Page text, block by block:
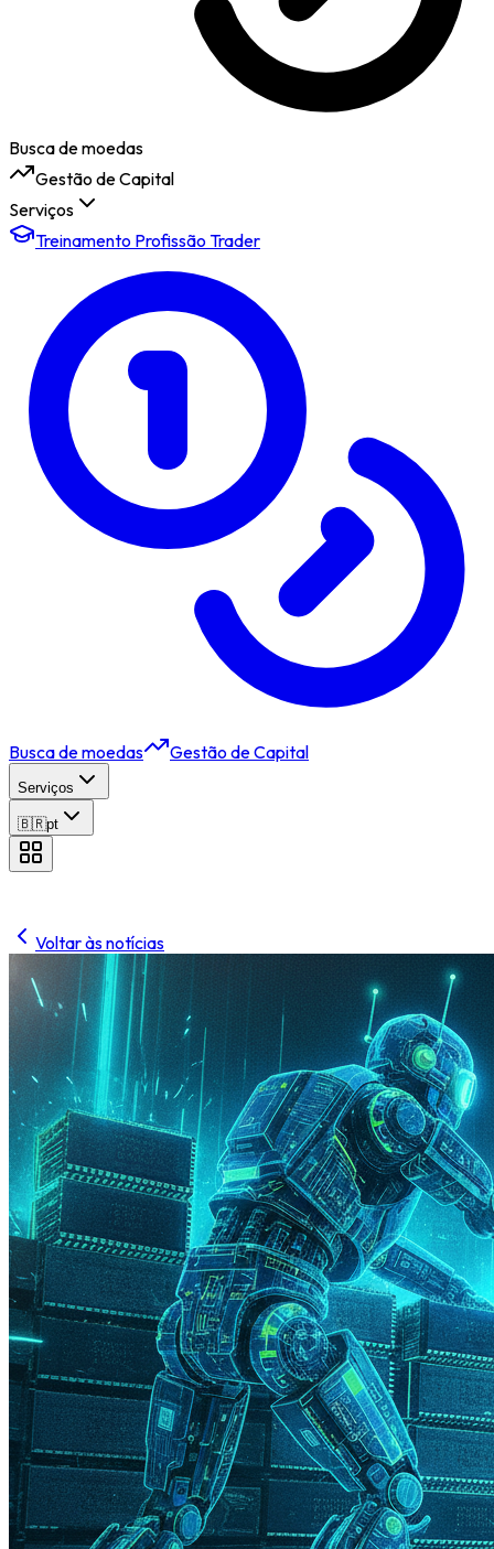
Busca de moedas
Gestão de Capital
Serviços
Treinamento Profissão Trader
Busca de moedas Gestão de Capital
Serviços
🇧🇷pt
Voltar às notícias